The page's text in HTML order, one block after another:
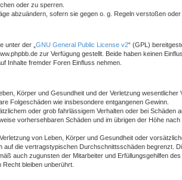
oder zu sperren.
abzuändern, sofern sie gegen o. g. Regeln verstoßen
der „ GNU General Public License v2“ (GPL)
zur Verfügung gestellt. Beide haben keinen
Inhalte fremder Foren Einfluss nehmen.
Körper und Gesundheit und der Verletzung
Folgeschäden wie insbesondere entgangenen Gewinn.
oder grob fahrlässigem Verhalten oder bei
vorhersehbaren Schäden und im übrigen der Höhe
von Leben, Körper und Gesundheit oder
die vertragstypischen Durchschnittsschäden begrenzt.
auch zugunsten der Mitarbeiter und Erfüllungsgehilfen des
bleiben unberührt.